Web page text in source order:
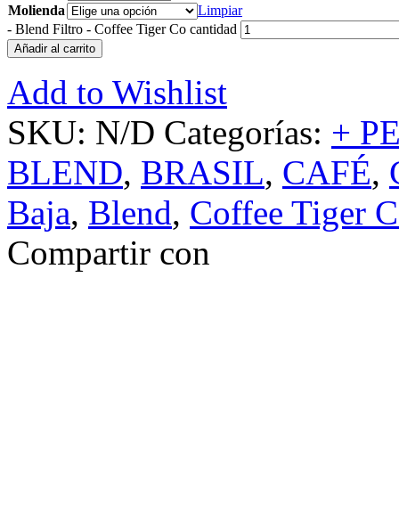
Molienda
Limpiar
- Blend Filtro - Coffee Tiger Co cantidad
Añadir al carrito
Add to Wishlist
SKU: N/D Categorías: +
BLEND, BRASIL, CAFÉ,
Baja, Blend, Coffee Tiger
Compartir con